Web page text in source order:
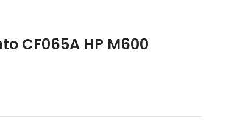
CF065A HP M600